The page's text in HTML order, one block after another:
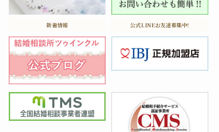
新着情報 公式LINEお友達募集中!